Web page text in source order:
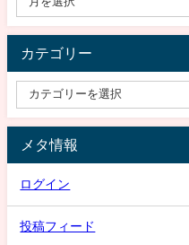
カテゴリー
メタ情報
ログイン
投稿フィード